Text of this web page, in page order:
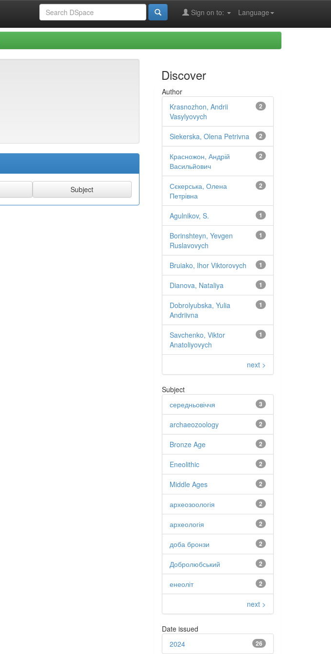
Language
Sign on to:
Discover
Author
2
Krasnozhon, Andrii
Vasylyovych
2
Siekerska, Olena Petrivna
2
Красножон, Андрій
Васильйович
2
Сєкерська, Олена
Петрівна
1
Agulnikov, S.
1
Borinshteyn, Yevgen
Ruslavovych
1
Bruiako, Ihor Viktorovych
1
Dianova, Nataliya
1
Dobrolyubska, Yulia
Andriivna
1
Savchenko, Viktor
Anatoliyovych
next >
Subject
3
середньовіччя
2
archaeozoology
2
Bronze Age
2
Eneolithic
2
Middle Ages
2
археозоологія
2
археологія
2
доба бронзи
2
Добролюбський
2
енеоліт
next >
Date issued
26
2024